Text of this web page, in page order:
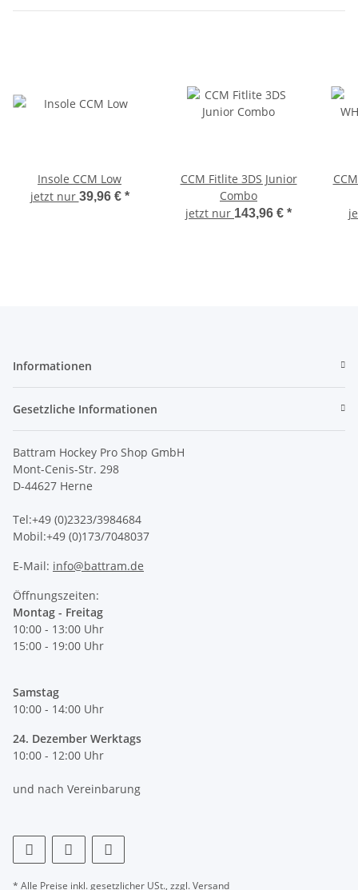
Insole CCM Low
jetzt nur 39,96 € *
CCM Fitlite 3DS Junior
Combo
jetzt nur 143,96 € *
Informationen
Gesetzliche Informationen
Battram Hockey Pro Shop GmbH
Mont-Cenis-Str. 298
D-44627 Herne
Tel:+49 (0)2323/3984684
Mobil:+49 (0)173/7048037
E-Mail: info@battram.de
Öffnungszeiten:
Montag - Freitag
10:00 - 13:00 Uhr
15:00 - 19:00 Uhr
Samstag
10:00 - 14:00 Uhr
24. Dezember Werktags
10:00 - 12:00 Uhr
und nach Vereinbarung
* Alle Preise inkl. gesetzlicher USt., zzgl.Versand